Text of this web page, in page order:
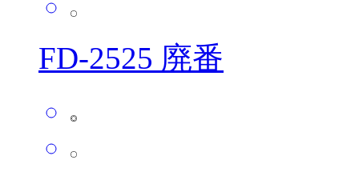
FD-2525 廃番